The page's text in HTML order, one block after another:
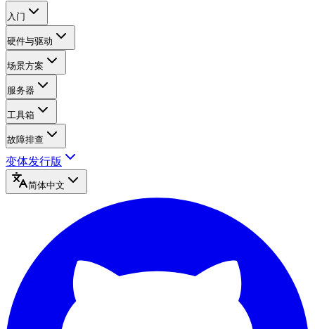
入门
硬件与驱动
场景方案
服务器
工具箱
故障排查
变体发行版
简体中文